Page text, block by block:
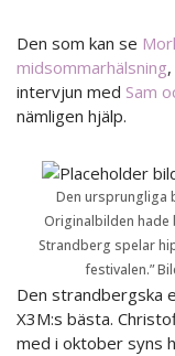
Den som kan se
midsommarhälsning,
intervjun med Sam
nämligen hjälp.
Den ursprungliga
Originalbilden hade
Strandberg spelar
festivalen.”
Den strandbergska
X3M:s bästa.
med i oktober syns